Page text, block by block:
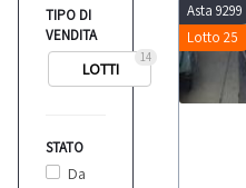
TIPO DI
VENDITA
14
LOTTI
STATO
Da
Asta 9299
Lotto 25